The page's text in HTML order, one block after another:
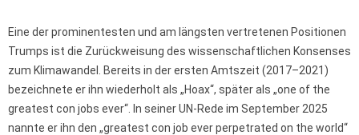
Eine der prominentesten und am längsten vertretenen Positionen
Trumps ist die Zurückweisung des wissenschaftlichen Konsenses
zum Klimawandel. Bereits in der ersten Amtszeit (2017–2021)
bezeichnete er ihn wiederholt als „Hoax“, später als „one of the
greatest con jobs ever“. In seiner UN-Rede im September 2025
nannte er ihn den „greatest con job ever perpetrated on the world“